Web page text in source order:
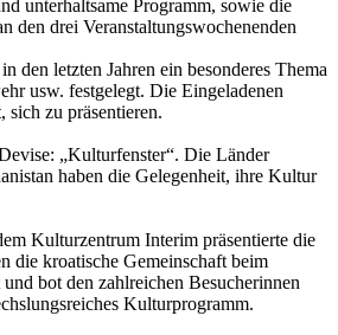
unterhaltsame Programm, sowie die
den drei Veranstaltungswochenenden
den letzten Jahren ein besonderes Thema
usw. festgelegt. Die Eingeladenen
sich zu präsentieren.
„Kulturfenster“. Die Länder
haben die Gelegenheit, ihre Kultur
Kulturzentrum Interim präsentierte die
die kroatische Gemeinschaft beim
bot den zahlreichen Besucherinnen
Kulturprogramm.